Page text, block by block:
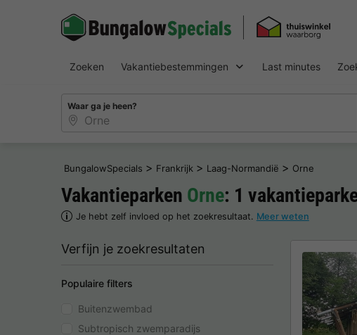
Zoeken Vakantiebestemmingen Last minutes
Waar ga je heen?
BungalowSpecials > Frankrijk > Laag-Normandië > Orne
Vakantieparken Orne: 1
Je hebt zelf invloed op het zoekresultaat. Meer weten
Verfijn je zoekresultaten
Populaire filters
Buitenzwembad
Subtropisch zwemparadijs